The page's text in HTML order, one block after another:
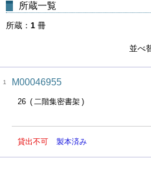
所蔵一覧
所蔵 1 冊
並べ
1 M00046955
26 二階集密書架
貸出不可 製本済み